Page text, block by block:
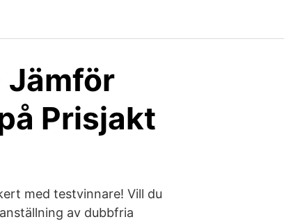
Jämför
Prisjakt
med testvinnare! Vill du
av dubbfria